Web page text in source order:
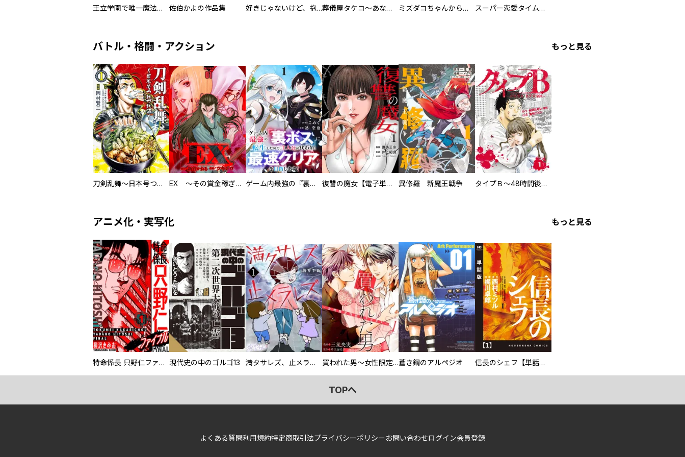
王立学園で唯一魔法が使えない庶民仲間のはずですよね～実は王子様で私を溺愛しているなんて告白はやめてください～ 佐伯かよの作品集 好きじゃないけど、抱いてください【電子単行本版／特典おまけ付き】 葬儀屋タケコ～あなたの最期、叶えます【電子単行本版】 ミズダコちゃんからは逃げられない！ スーパー恋愛タイム！～現場でドＳな彼女は自宅でデレる～
バトル・格闘・アクション もっと見る
刀剣乱舞～日本号つれづれ酒～ EX ～その賞金稼ぎは、世界の出口を探す～【単行本版】 ゲーム内最強の『裏ボス』に転生したので、主人公の代わりに最速クリアを目指します！【電子単行本版】 復讐の魔女【電子単行本版】 異修羅 新魔王戦争 タイプＢ～48時間後、致死率100％～【単話】
アニメ化・実写化 もっと見る
特命係長 只野仁ファイナル 愛蔵版 現代史の中のゴルゴ13 満タサレズ、止メラレズ 買われた男～女性限定快感セラピスト～【描き下ろしおまけ付き特装版】蒼き鋼のアルペジオ 信長のシェフ【単話版】
TOPへ
よくある質問利用規約特定商取引法プライバシーポリシーお問い合わせログイン会員登録